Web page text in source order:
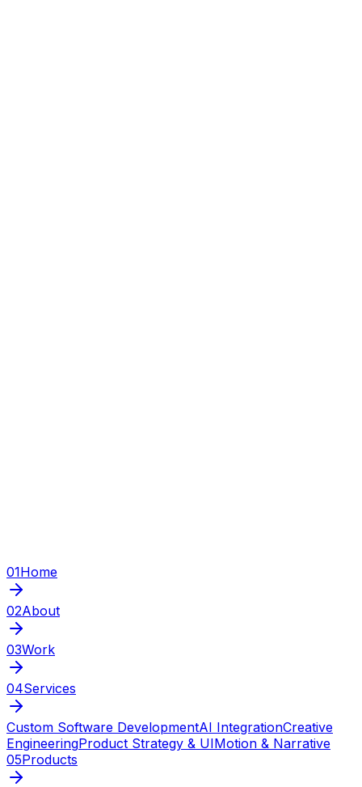
01Home
02About
03Work
04Services
Custom Software DevelopmentAI IntegrationCreative
EngineeringProduct Strategy & UIMotion & Narrative
05Products